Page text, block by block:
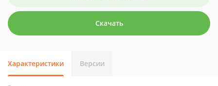
Скачать
Характеристики Версии